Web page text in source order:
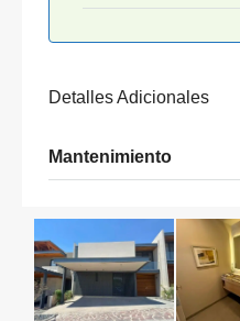
Detalles Adicionales
Mantenimiento